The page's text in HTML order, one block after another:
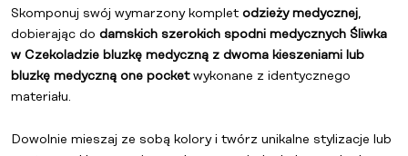
Skomponuj swój wymarzony komplet odzieży medycznej,
dobierając do damskich szerokich spodni medycznych Śliwka
w Czekoladzie bluzkę medyczną z dwoma kieszeniami lub
bluzkę medyczną one pocketwykonane z identycznego
materiału.
Dowolnie mieszaj ze sobą kolory i twórz unikalne stylizacje lub